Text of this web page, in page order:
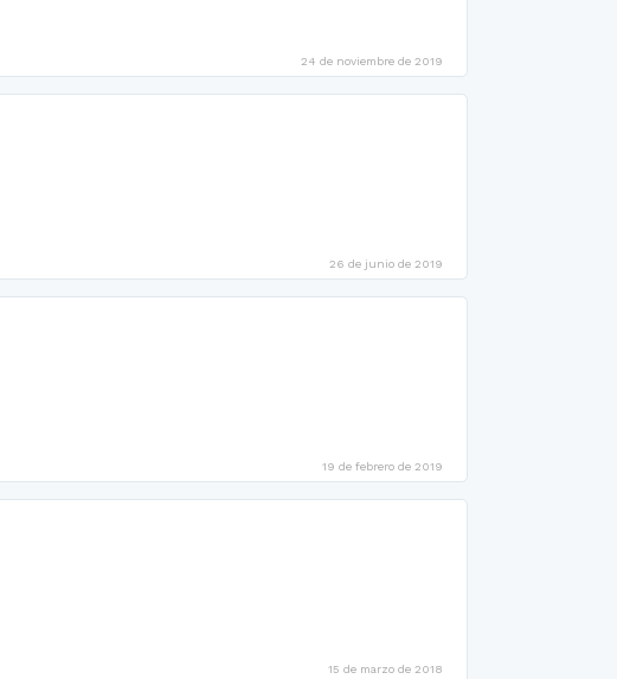
24 de noviembre de 2019
26 de junio de 2019
19 de febrero de 2019
15 de marzo de 2018